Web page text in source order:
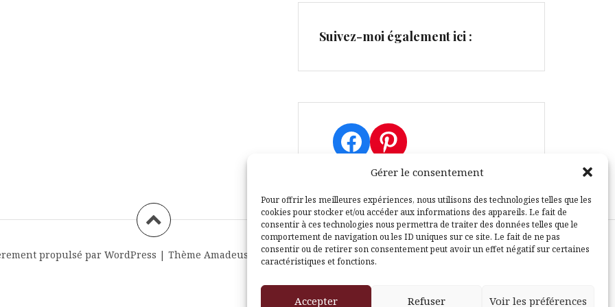
Gérer le consentement
Pour offrir les meilleures expériences, nous utilisons des technologies telles que les
cookies pour stocker et/ou accéder aux informations des appareils. Le fait de
consentir à ces technologies nous permettra de traiter des données telles que le
comportement de navigation ou les ID uniques sur ce site. Le fait de ne pas
consentir ou de retirer son consentement peut avoir un effet négatif sur certaines
caractéristiques et fonctions.
Accepter Refuser Voir les préférences
Suivez-moi également ici :
Facebook
Pinterest
propulsé par WordPress | Thème Amadeus par Themeisle